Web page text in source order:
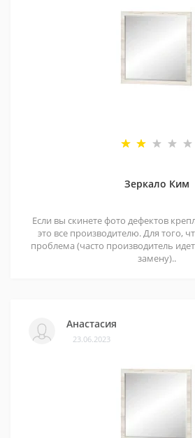
Зеркало Ким
Если вы скинете фото дефектов
это все производителю. Для того,
проблема (часто производитель
замену)..
Анастасия
23.06.2023